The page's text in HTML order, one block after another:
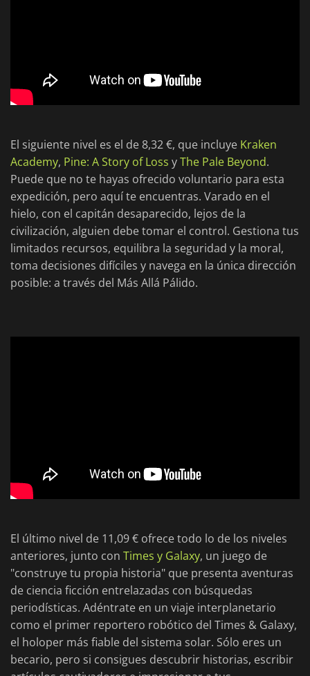
El siguiente nivel es el de 8,32 €, que incluye Kraken
Academy, Pine: A Story of Loss yThe Pale Beyond.
Puede que no te hayas ofrecido voluntario para esta
expedición, pero aquí te encuentras. Varado en el
hielo, con el capitán desaparecido, lejos de la
civilización, alguien debe tomar el control. Gestiona tus
limitados recursos, equilibra la seguridad y la moral,
toma decisiones difíciles y navega en la única dirección
posible: a través del Más Allá Pálido.
El último nivel de 11,09 € ofrece todo lo de los niveles
anteriores, junto con Times y Galaxy, un juego de
"construye tu propia historia" que presenta aventuras
de ciencia ficción entrelazadas con búsquedas
periodísticas. Adéntrate en un viaje interplanetario
como el primer reportero robótico del Times & Galaxy,
el holoper más fiable del sistema solar. Sólo eres un
becario, pero si consigues descubrir historias, escribir